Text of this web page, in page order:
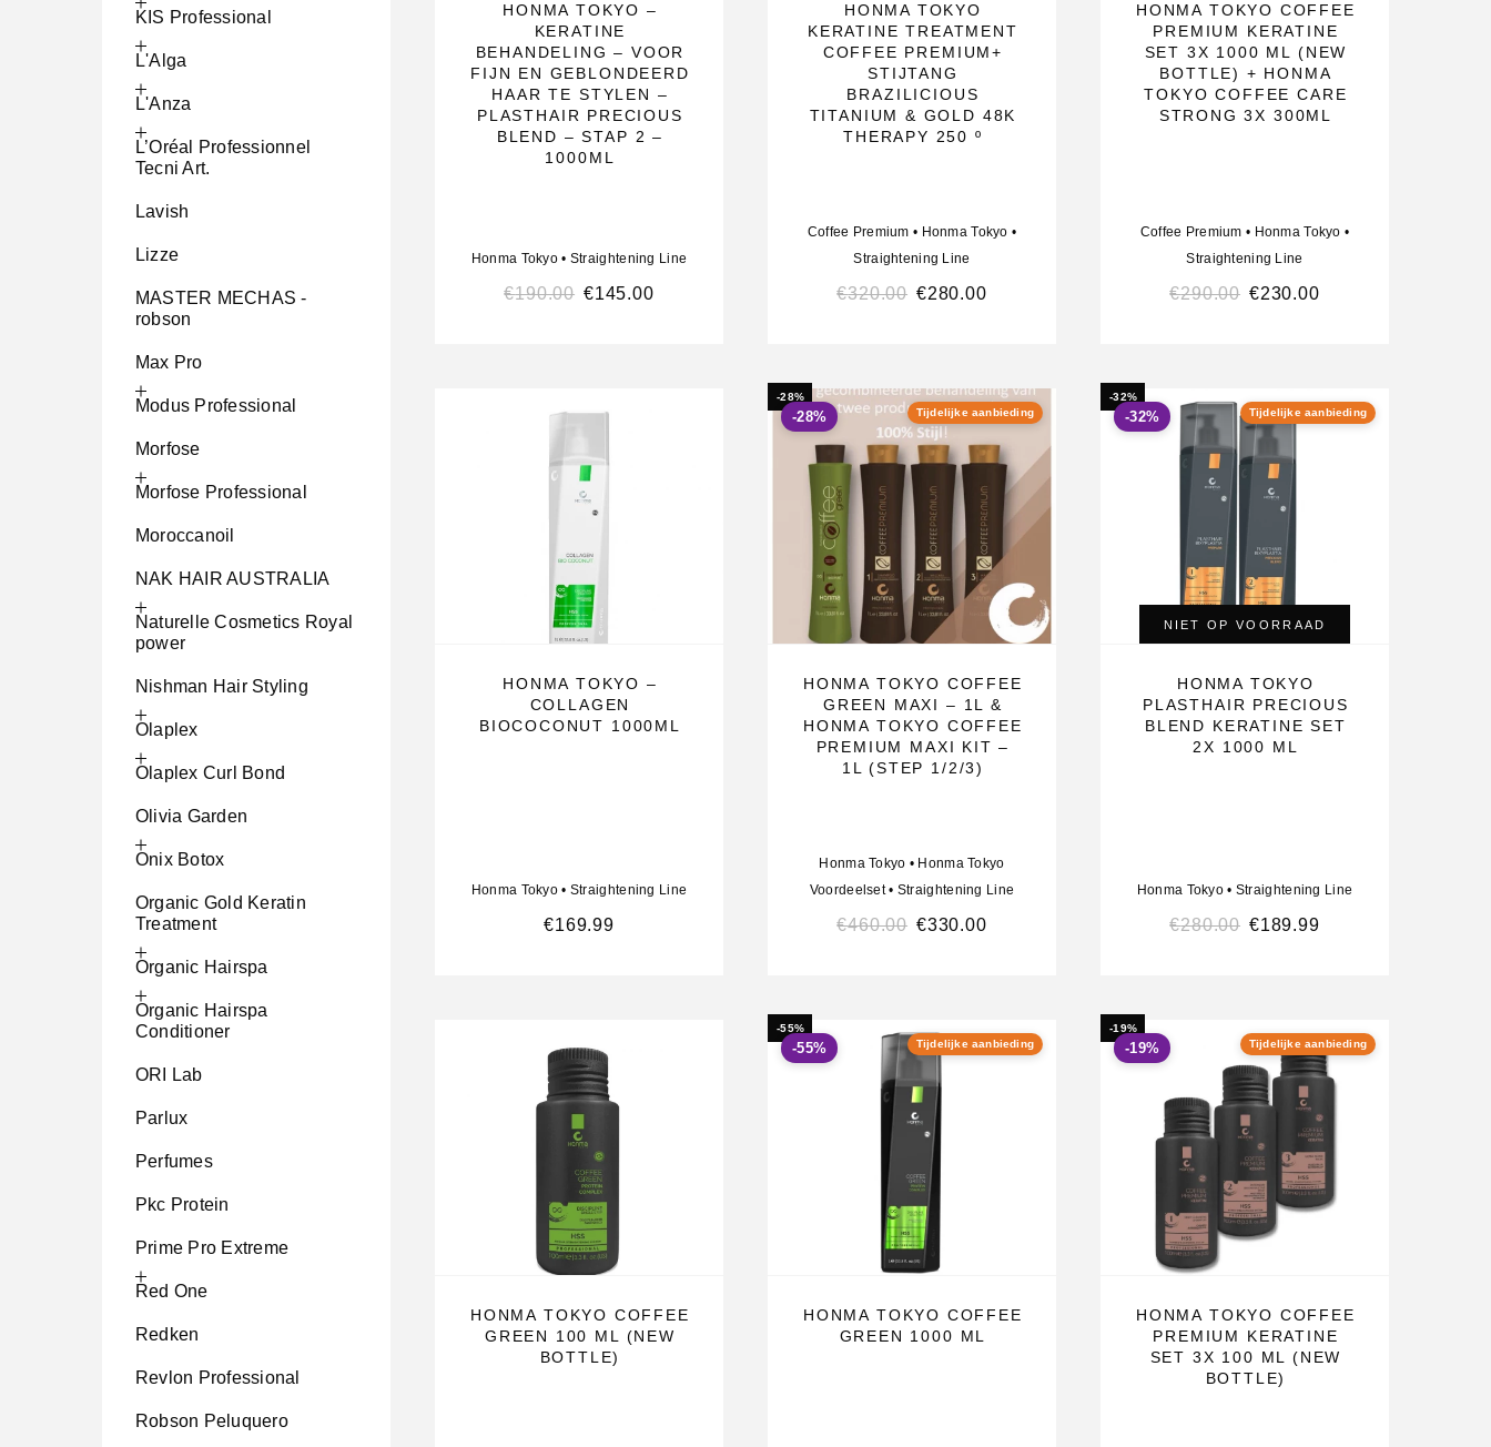
KIS Professional
L'Alga
L'Anza
L’Oréal Professionnel
Tecni Art.
Lavish
Lizze
MASTER MECHAS -
robson
Max Pro
Modus Professional
Morfose
Morfose Professional
Moroccanoil
NAK HAIR AUSTRALIA
Naturelle Cosmetics Royal
power
Nishman Hair Styling
Olaplex
Olaplex Curl Bond
Olivia Garden
Onix Botox
Organic Gold Keratin
Treatment
Organic Hairspa
Organic Hairspa
Conditioner
ORI Lab
Parlux
Perfumes
Pkc Protein
Prime Pro Extreme
Red One
Redken
Revlon Professional
Robson Peluquero
HONMA TOKYO –
KERATINE
BEHANDELING – VOOR
FIJN EN GEBLONDEERD
HAAR TE STYLEN –
PLASTHAIR PRECIOUS
BLEND – STAP 2 –
1000ML
Honma Tokyo • Straightening Line
€190.00 €145.00
HONMA TOKYO
KERATINE TREATMENT
COFFEE PREMIUM+
STIJTANG
BRAZILICIOUS
TITANIUM & GOLD 48K
THERAPY 250 º
Coffee Premium • Honma Tokyo •
Straightening Line
€320.00 €280.00
HONMA TOKYO COFFEE
PREMIUM KERATINE
SET 3X 1000 ML (NEW
BOTTLE) + HONMA
TOKYO COFFEE CARE
STRONG 3X 300ML
Coffee Premium • Honma Tokyo •
Straightening Line
€290.00 €230.00
HONMA TOKYO –
COLLAGEN
BIOCOCONUT 1000ML
Honma Tokyo • Straightening Line
€169.99
-28%
Tijdelijke aanbieding
-28%
HONMA TOKYO COFFEE
GREEN MAXI – 1L &
HONMA TOKYO COFFEE
PREMIUM MAXI KIT –
1L (STEP 1/2/3)
Honma Tokyo • Honma Tokyo
Voordeelset• Straightening Line
€460.00 €330.00
-32%
Tijdelijke aanbieding
-32%
NIET OP VOORRAAD
HONMA TOKYO
PLASTHAIR PRECIOUS
BLEND KERATINE SET
2X 1000 ML
Honma Tokyo • Straightening Line
€280.00 €189.99
HONMA TOKYO COFFEE
GREEN 100 ML (NEW
BOTTLE)
-55%
Tijdelijke aanbieding
-55%
HONMA TOKYO COFFEE
GREEN 1000 ML
-19%
Tijdelijke aanbieding
-19%
HONMA TOKYO COFFEE
PREMIUM KERATINE
SET 3X 100 ML (NEW
BOTTLE)